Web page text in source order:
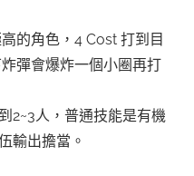
的角色，4 Cost 打到目
彈會爆炸一個小圈再打
2~3人，普通技能是有機
輸出擔當。